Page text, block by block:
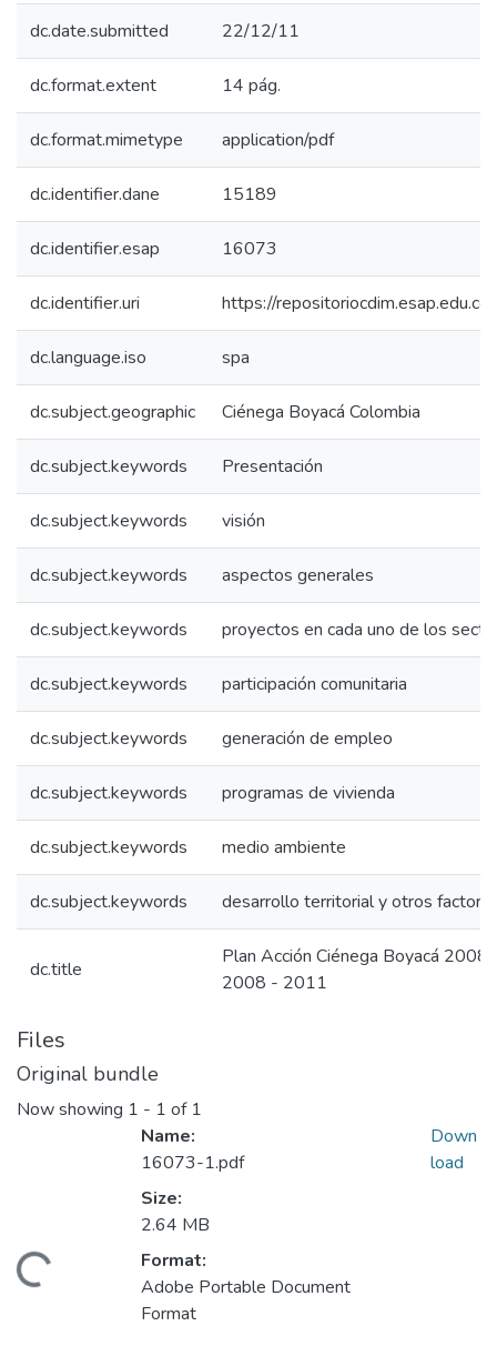
dc.date.submitted 22/12/11
dc.format.extent 14 pág.
dc.format.mimetype application/pdf
dc.identifier.dane 15189
dc.identifier.esap 16073
dc.identifier.uri https://
dc.language.iso spa
dc.subject.geographic Ciénega Boyacá Colombia
dc.subject.keywords Presentación
dc.subject.keywords visión
dc.subject.keywords aspectos generales
dc.subject.keywords proyectos en cada uno de los
dc.subject.keywords participación comunitaria
dc.subject.keywords generación de empleo
dc.subject.keywords programas de vivienda
dc.subject.keywords medio ambiente
dc.subject.keywords desarrollo territorial y otros
dc.title
Plan Acción Ciénega Boyacá
2008 - 2011
Files
Original bundle
Now showing 1 - 1 of 1
Loading...
Name:
16073-1.pdf
Size:
2.64 MB
Format:
Adobe Portable Document
Format
Down
load